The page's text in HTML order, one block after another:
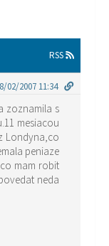
RSS
02/2007 11:34
zoznamila s
mesiacou
Londyna,co
peniaze
mam robit
neda